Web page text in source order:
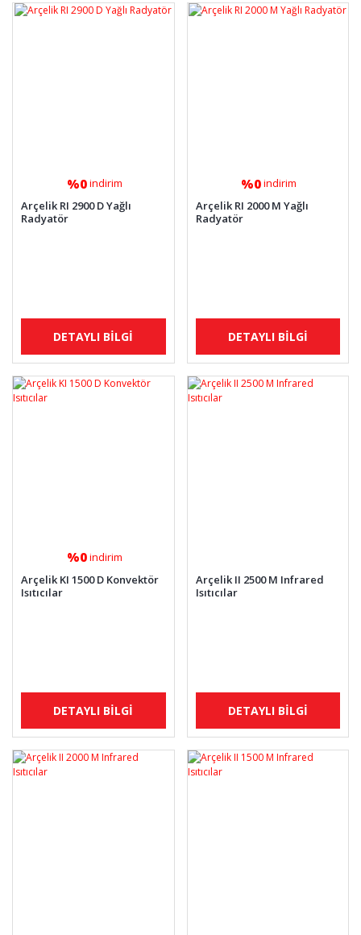
%0indirim
Arçelik RI 2900 D Yağlı
Radyatör
DETAYLI BİLGİ
%0indirim
Arçelik RI 2000 M Yağlı
Radyatör
DETAYLI BİLGİ
%0indirim
Arçelik KI 1500 D Konvektör
Isıtıcılar
DETAYLI BİLGİ
Arçelik II 2500 M Infrared
Isıtıcılar
DETAYLI BİLGİ